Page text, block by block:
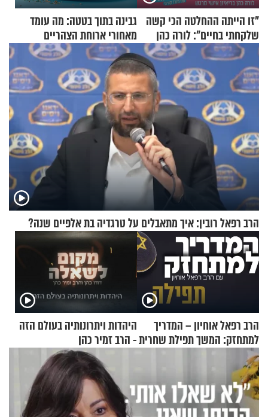
"זו הייתה ההחלטה הכי קשה
שלקחתי בחיים": לורה כהן
בריאיון אישי מרגש
גבינה בתוך בטטה: מה עומד
מאחורי ארוחת הצהריים
שכבשה את הרשת?
הרב רפאל רובין: איך מתאבלים על טרגדיה בת אלפיים שנה?
הרב רפאל אוחיון – המדריך
למתחזק: המשך תפילת שחרית
מאשרי ועד עלינו
היהדות ויתרונותיה בעולם הזה
- הרב זמיר כהן